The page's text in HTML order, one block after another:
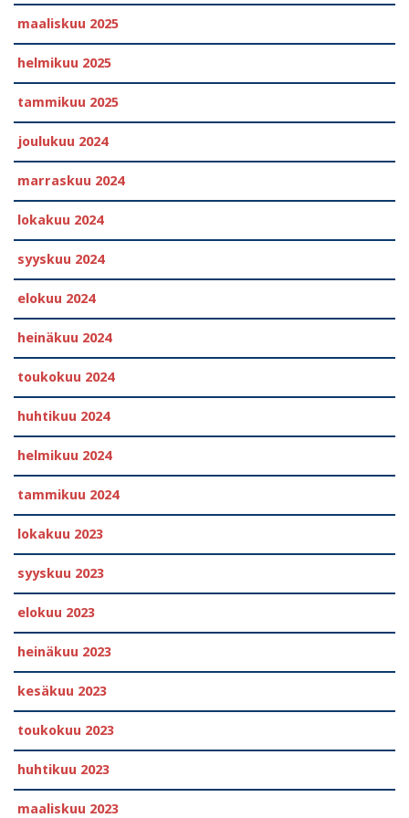
maaliskuu 2025
helmikuu 2025
tammikuu 2025
joulukuu 2024
marraskuu 2024
lokakuu 2024
syyskuu 2024
elokuu 2024
heinäkuu 2024
toukokuu 2024
huhtikuu 2024
helmikuu 2024
tammikuu 2024
lokakuu 2023
syyskuu 2023
elokuu 2023
heinäkuu 2023
kesäkuu 2023
toukokuu 2023
huhtikuu 2023
maaliskuu 2023